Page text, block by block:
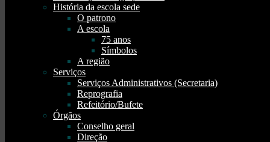
História da escola sede
O patrono
A escola
75 anos
Símbolos
A região
Serviços
Serviços Administrativos (Secretaria)
Reprografia
Refeitório/Bufete
Órgãos
Conselho geral
Direção